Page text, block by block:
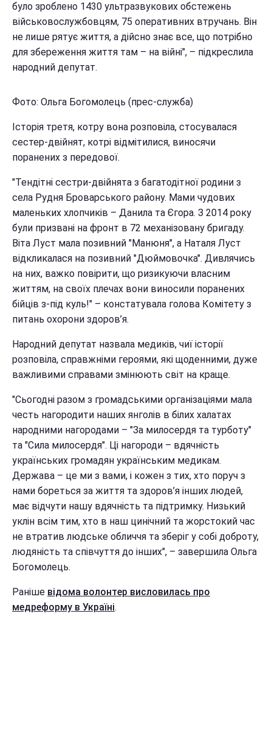
було зроблено 1430 ультразвукових обстежень
військовослужбовцям, 75 оперативних втручань. Він
не лише рятує життя, а дійсно знає все, що потрібно
для збереження життя там – на війні", – підкреслила
народний депутат.
Фото: Ольга Богомолець (прес-служба)
Історія третя, котру вона розповіла, стосувалася
сестер-двійнят, котрі відмітилися, виносячи
поранених з передової.
"Тендітні сестри-двійнята з багатодітної родини з
села Рудня Броварського району. Мами чудових
маленьких хлопчиків – Данила та Єгора. З 2014 року
були призвані на фронт в 72 механізовану бригаду.
Віта Луст мала позивний "Манюня", а Наталя Луст
відкликалася на позивний "Дюймовочка". Дивлячись
на них, важко повірити, що ризикуючи власним
життям, на своїх плечах вони виносили поранених
бійців з-під куль!" – констатувала голова Комітету з
питань охорони здоров’я.
Народний депутат назвала медиків, чиї історії
розповіла, справжніми героями, які щоденними, дуже
важливими справами змінюють світ на краще.
"Сьогодні разом з громадськими організаціями мала
честь нагородити наших янголів в білих халатах
народними нагородами – "За милосердя та турботу"
та "Сила милосердя". Ці нагороди – вдячність
українських громадян українським медикам.
Держава – це ми з вами, і кожен з тих, хто поруч з
нами бореться за життя та здоров’я інших людей,
має відчути нашу вдячність та підтримку. Низький
уклін всім тим, хто в наш цинічний та жорстокий час
не втратив людське обличчя та зберіг у собі доброту,
людяність та співчуття до інших", – завершила Ольга
Богомолець.
Раніше відома волонтер висловилась про
медреформу в Україні.